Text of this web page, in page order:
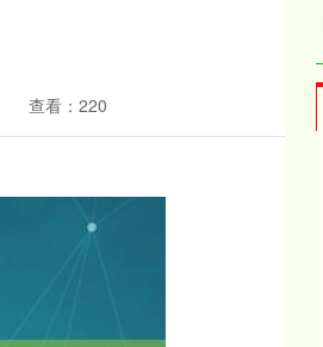
查看：220